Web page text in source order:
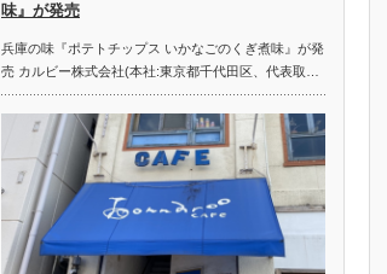
味』が発売
兵庫の味『ポテトチップス いかなごのくぎ煮味』が発
売 カルビー株式会社(本社:東京都千代田区、代表取…